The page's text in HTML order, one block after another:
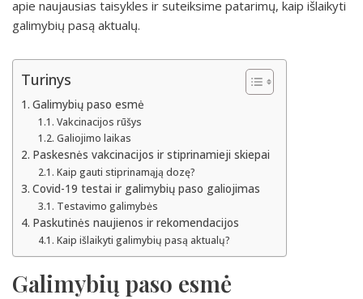
apie naujausias taisykles ir suteiksime patarimų, kaip išlaikyti
galimybių pasą aktualų.
Turinys
Galimybių paso esmė
Vakcinacijos rūšys
Galiojimo laikas
Paskesnės vakcinacijos ir stiprinamieji skiepai
Kaip gauti stiprinamąją dozę?
Covid-19 testai ir galimybių paso galiojimas
Testavimo galimybės
Paskutinės naujienos ir rekomendacijos
Kaip išlaikyti galimybių pasą aktualų?
Galimybių paso esmė